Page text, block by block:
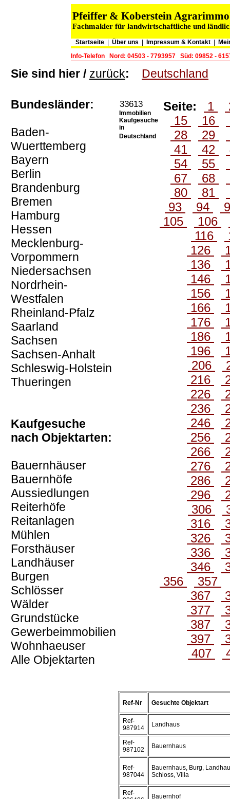
Pfeiffer & Koberstein
Fachmakler für landwirtschaftliche und
Startseite Über uns Impressum & Kontakt
Info-Telefon
Nord: 04503 - 7793957 Süd: 09852 -
Sie sind hier / zurück: Deutschland
Bundesländer:
Baden-
Wuerttemberg
Bayern
Berlin
Brandenburg
Bremen
Hamburg
Hessen
Mecklenburg-
Vorpommern
Niedersachsen
Nordrhein-
Westfalen
Rheinland-Pfalz
Saarland
Sachsen
Sachsen-Anhalt
Schleswig-Holstein
Thueringen
Kaufgesuche
nach Objektarten:
Bauernhäuser
Bauernhöfe
Aussiedlungen
Reiterhöfe
Reitanlagen
Mühlen
Forsthäuser
Landhäuser
Burgen
Schlösser
Wälder
Grundstücke
Gewerbeimmobilien
Wohnhaeuser
Alle Objektarten
33613
Immobilien
Kaufgesuche
in
Deutschland
Seite: 1
15
16
28
29
41
42
54
55
67
68
80
81
93
94
105
106
116
126
136
146
156
166
176
186
196
206
216
226
236
246
256
266
276
286
296
306
316
326
336
346
356
357
367
377
387
397
407
Ref-Nr Gesuchte Objektart
Ref-
987914
Landhaus
Ref-
987102
Bauernhaus
Ref-
987044
Bauernhaus, Burg,
Schloss, Villa
Ref-
Bauernhof